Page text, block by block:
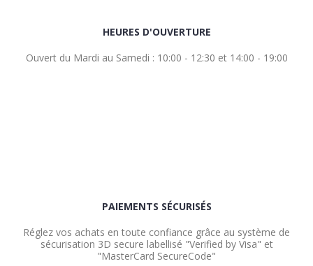
HEURES D'OUVERTURE
Ouvert du Mardi au Samedi : 10:00 - 12:30 et 14:00 - 19:00
PAIEMENTS SÉCURISÉS
Réglez vos achats en toute confiance grâce au système de
sécurisation 3D secure labellisé "Verified by Visa" et
"MasterCard SecureCode"